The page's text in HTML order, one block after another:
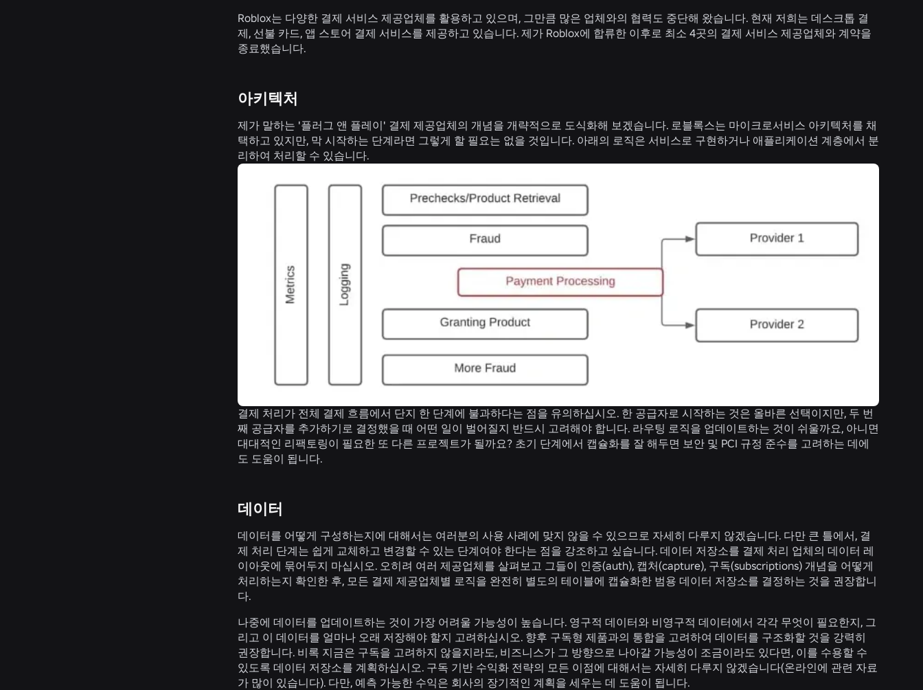
Roblox는 다양한 결제 서비스 제공업체를 활용하고 있으며, 그만큼 많은 업체와의 협력도 중단해 왔습니다. 현재 저희는 데스크톱 결
제, 선불 카드, 앱 스토어 결제 서비스를 제공하고 있습니다. 제가 Roblox에 합류한 이후로 최소 4곳의 결제 서비스 제공업체와 계약을
종료했습니다.
아키텍처
제가 말하는 '플러그 앤 플레이' 결제 제공업체의 개념을 개략적으로 도식화해 보겠습니다. 로블록스는 마이크로서비스 아키텍처를 채
택하고 있지만, 막 시작하는 단계라면 그렇게 할 필요는 없을 것입니다. 아래의 로직은 서비스로 구현하거나 애플리케이션 계층에서 분
리하여 처리할 수 있습니다.
결제 처리가 전체 결제 흐름에서 단지 한 단계에 불과하다는 점을 유의하십시오. 한 공급자로 시작하는 것은 올바른 선택이지만, 두 번
째 공급자를 추가하기로 결정했을 때 어떤 일이 벌어질지 반드시 고려해야 합니다. 라우팅 로직을 업데이트하는 것이 쉬울까요, 아니면
대대적인 리팩토링이 필요한 또 다른 프로젝트가 될까요? 초기 단계에서 캡슐화를 잘 해두면 보안 및 PCI 규정 준수를 고려하는 데에
도 도움이 됩니다.
데이터
데이터를 어떻게 구성하는지에 대해서는 여러분의 사용 사례에 맞지 않을 수 있으므로 자세히 다루지 않겠습니다. 다만 큰 틀에서, 결
제 처리 단계는 쉽게 교체하고 변경할 수 있는 단계여야 한다는 점을 강조하고 싶습니다. 데이터 저장소를 결제 처리 업체의 데이터 레
이아웃에 묶어두지 마십시오. 오히려 여러 제공업체를 살펴보고 그들이 인증(auth), 캡처(capture), 구독(subscriptions) 개념을 어떻게
처리하는지 확인한 후, 모든 결제 제공업체별 로직을 완전히 별도의 테이블에 캡슐화한 범용 데이터 저장소를 결정하는 것을 권장합니
다.
나중에 데이터를 업데이트하는 것이 가장 어려울 가능성이 높습니다. 영구적 데이터와 비영구적 데이터에서 각각 무엇이 필요한지, 그
리고 이 데이터를 얼마나 오래 저장해야 할지 고려하십시오. 향후 구독형 제품과의 통합을 고려하여 데이터를 구조화할 것을 강력히
권장합니다. 비록 지금은 구독을 고려하지 않을지라도, 비즈니스가 그 방향으로 나아갈 가능성이 조금이라도 있다면, 이를 수용할 수
있도록 데이터 저장소를 계획하십시오. 구독 기반 수익화 전략의 모든 이점에 대해서는 자세히 다루지 않겠습니다(온라인에 관련 자료
가 많이 있습니다). 다만, 예측 가능한 수익은 회사의 장기적인 계획을 세우는 데 도움이 됩니다.